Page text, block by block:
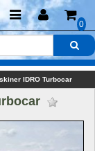
0
IDRO Turbocar